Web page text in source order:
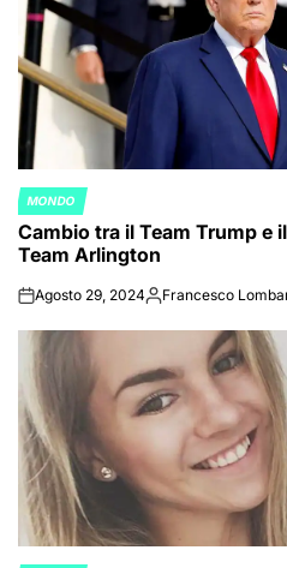
POSTED
IN
MONDO
Cambio tra il Team Trump e
Team Arlington
onAgosto 29, 2024Posted
Francesco